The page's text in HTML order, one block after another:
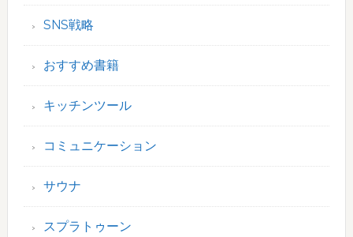
SNS戦略
おすすめ書籍
キッチンツール
コミュニケーション
サウナ
スプラトゥーン